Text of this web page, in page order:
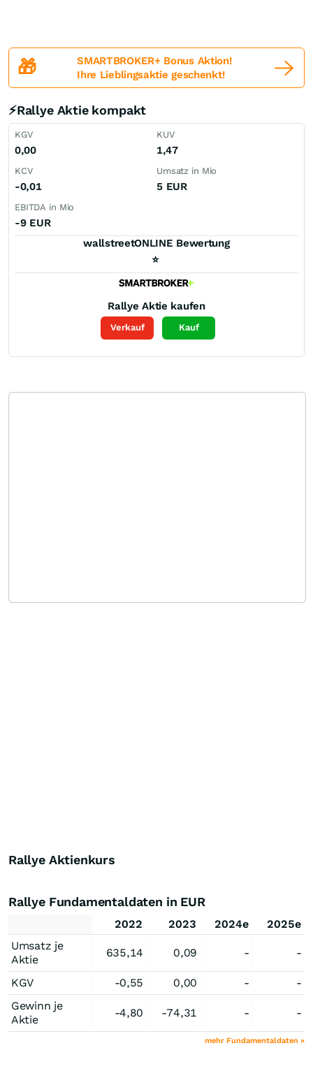
🎁
SMARTBROKER+ Bonus Aktion!
Ihre Lieblingsaktie geschenkt!
⚡Rallye Aktie kompakt
KGV
0,00
KUV
1,47
KCV
-0,01
Umsatz in Mio
5 EUR
EBITDA in Mio
-9 EUR
wallstreetONLINE Bewertung
⭐
Rallye Aktie kaufen
Verkauf Kauf
Rallye Aktienkurs
Rallye Fundamentaldaten in EUR
2022 2023 2024e
2025e
Umsatz je
Aktie
635,14 0,09 - -
KGV -0,55 0,00 -
-
Gewinn je
Aktie
-4,80 -74,31 - -
mehr Fundamentaldaten »